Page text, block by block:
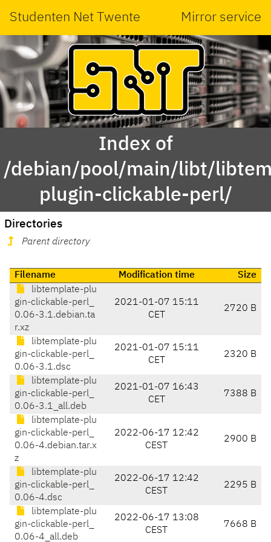
Studenten Net Twente Mirror service
Index of
/debian/pool/main/libt/
plugin-clickable-perl/
Directories
Parent directory
Filename Modification time
Size
libtemplate-plu
gin-clickable-perl_
0.06-3.1.debian.ta
r.xz
2021-01-07 15:11
CET
2720 B
libtemplate-plu
gin-clickable-perl_
0.06-3.1.dsc
2021-01-07 15:11
CET
2320 B
libtemplate-plu
gin-clickable-perl_
0.06-3.1_all.deb
2021-01-07 16:43
CET
7388 B
libtemplate-plu
gin-clickable-perl_
0.06-4.debian.tar.x
z
2022-06-17 12:42
CEST
2900 B
libtemplate-plu
gin-clickable-perl_
0.06-4.dsc
2022-06-17 12:42
CEST
2295 B
libtemplate-plu
gin-clickable-perl_
0.06-4_all.deb
2022-06-17 13:08
CEST
7668 B